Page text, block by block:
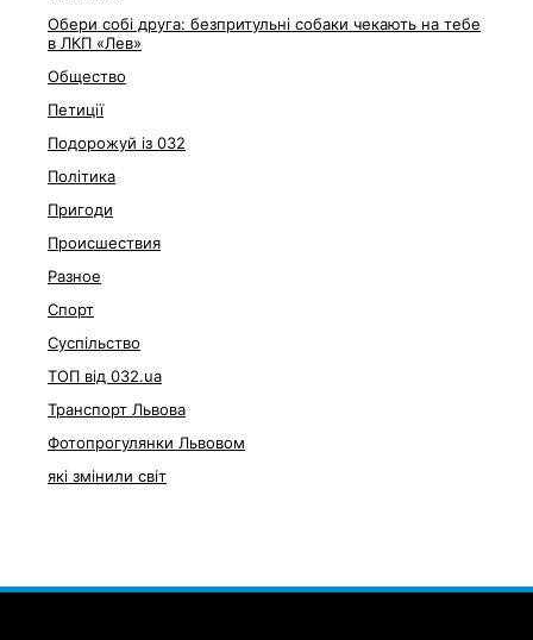
Обери собі друга: безпритульні собаки чекають на тебе
в ЛКП «Лев»
Общество
Петиції
Подорожуй із 032
Політика
Пригоди
Происшествия
Разное
Спорт
Суспільство
ТОП від 032.ua
Транспорт Львова
Фотопрогулянки Львовом
які змінили світ